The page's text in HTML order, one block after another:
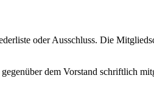
oder Ausschluss. Die
dem Vorstand schriftlich